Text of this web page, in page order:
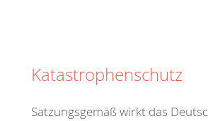
Katastrophenschutz
Satzungsgemäß wirkt das